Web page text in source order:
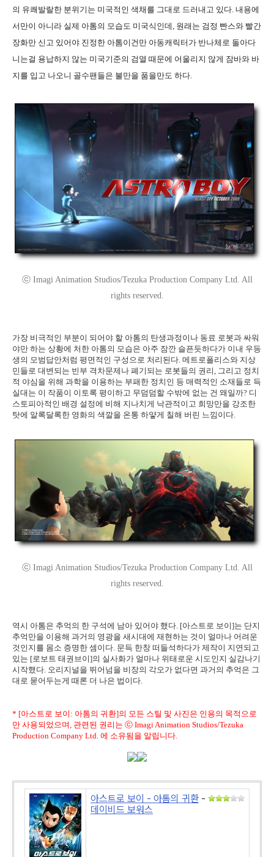
의 유쾌발랄한 분위기는 미국적인 색채를 그대로 드러내고 있다. 내용에
서만이 아니라 실제 아톰의 모습도 미국식인데, 원래는 검정 빤스와 빨간
장화만 신고 있어야 진정한 아톰이건만 아동캐릭터가 반나체로 돌아다
니는걸 용납하지 않는 미국기준의 검열 때문에 어울리지 않게 잠바와 바
지를 입고 나오니 골수팬들은 불만을 품을만도 하다.
ⓒ Imagi Animation Studios/Tezuka Production Company Ltd. All
rights reserved.
가장 비극적인 부분이 되어야 할 아톰의 탄생과정이나 동료 로봇과 싸워
야만 하는 상황에 처한 아톰의 모습은 아주 잠깐 슬픈듯하다가 이내 우등
생의 모범답안처럼 평면적인 구성으로 처리된다. 메트로폴리스와 지상
민들로 대변되는 빈부 격차문제나 폐기되는 로봇들의 권리, 그리고 정치
적 야심을 위해 과학을 이용하는 부패한 정치인 등 매력적인 소재들로 득
실대는 이 작품이 이토록 평이하고 무덤덤할 수밖에 없는 건 왜일까? 디
스토피아적인 배경 설정에 비해 지나치게 낙관적이고 희망만을 강조한
탓에 알록달록한 영화의 색깔을 온통 하얗게 칠해 버린 느낌이다.
ⓒ Imagi Animation Studios/Tezuka Production Company Ltd. All
rights reserved.
역시 아톰은 추억의 한 구석에 남아 있어야 했다. [아스트로 보이]는 단지
추억만을 이용해 과거의 영광을 새시대에 재현하는 것이 얼마나 어려운
것인지를 몸소 증명한 셈이다. 문득 한창 떠들석하다가 제작이 지연되고
있는 [로보트 태권브이]의 실사화가 얼마나 위태로운 시도인지 실감나기
시작했다. 오리지널을 뛰어넘을 비장의 각오가 없다면 과거의 추억은 그
대로 묻어두는게 때론 더 나은 법이다.
* [아스트로 보이: 아톰의 귀환]의 모든 스틸 및 사진은 인용의 목적으로
만 사용되었으며, 관련된 권리는 ⓒ Imagi Animation Studios/Tezuka
Production Company Ltd. 에 소유됨을 알립니다.
아스트로 보이 - 아톰의 귀환 -
데이비드 보워스